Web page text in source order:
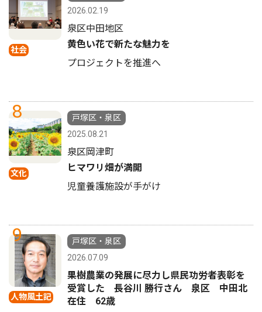
社会
2026.02.19
泉区中田地区
黄色い花で新たな魅力を
プロジェクトを推進へ
8
文化
戸塚区・泉区
2025.08.21
泉区岡津町
ヒマワリ畑が満開
児童養護施設が手がけ
9
人物風土記
戸塚区・泉区
2026.07.09
果樹農業の発展に尽力し県民功労者表彰を
受賞した 長谷川 勝行さん 泉区 中田北
在住 62歳